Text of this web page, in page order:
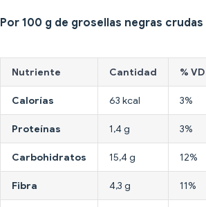
Por 100 g de grosellas negras crudas
Nutriente Cantidad % VD
Calorías 63 kcal 3%
Proteínas 1,4 g 3%
Carbohidratos 15,4 g 12%
Fibra 4,3 g 11%